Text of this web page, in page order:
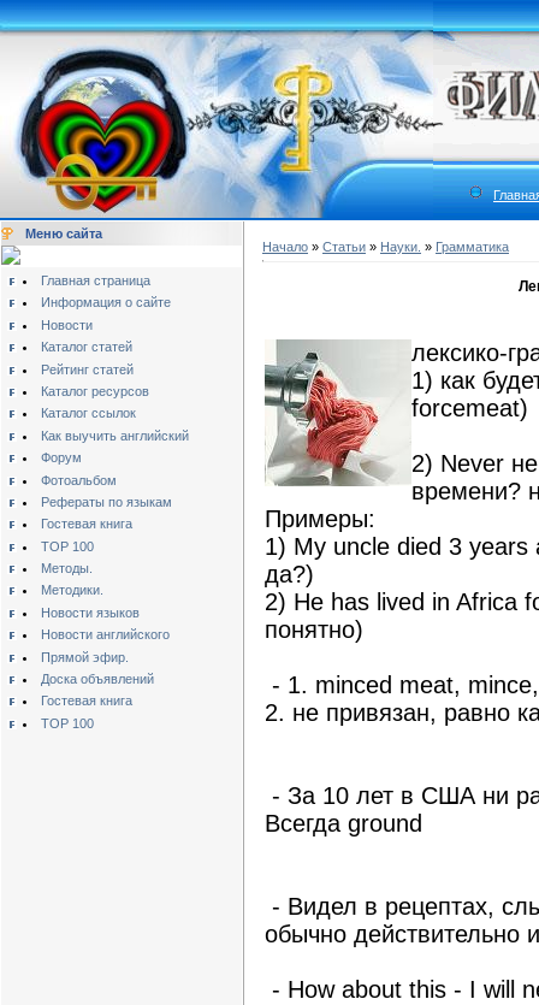
Меню сайта
Главная страница
Информация о сайте
Новости
Каталог статей
Рейтинг статей
Каталог ресурсов
Каталог ссылок
Как выучить английский
Форум
Фотоальбом
Рефераты по языкам
Гостевая книга
TOP 100
Методы.
Методики.
Новости языков
Новости английского
Прямой эфир.
Доска объявлений
Гостевая книга
TOP 100
Начало » Статьи » Науки. » Грамматика
лексико-
1) как
forcemeat)
2) Never
времени?
Примеры:
1) My uncle died 3 years
да?)
2) He has lived in Africa
понятно)
- 1. minced meat,
2. не привязан, равно
- За 10 лет в США ни
Всегда ground
- Видел в рецептах,
обычно действительно
- How about this - I will